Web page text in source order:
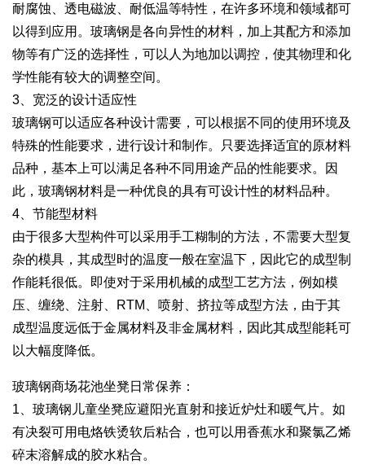
耐腐蚀、透电磁波、耐低温等特性，在许多环境和领域都可
以得到应用。玻璃钢是各向异性的材料，加上其配方和添加
物等有广泛的选择性，可以人为地加以调控，使其物理和化
学性能有较大的调整空间。
3、宽泛的设计适应性
玻璃钢可以适应各种设计需要，可以根据不同的使用环境及
特殊的性能要求，进行设计和制作。只要选择适宜的原材料
品种，基本上可以满足各种不同用途产品的性能要求。因
此，玻璃钢材料是一种优良的具有可设计性的材料品种。
4、节能型材料
由于很多大型构件可以采用手工糊制的方法，不需要大型复
杂的模具，其成型时的温度一般在室温下，因此它的成型制
作能耗很低。即使对于采用机械的成型工艺方法，例如模
压、缠绕、注射、RTM、喷射、挤拉等成型方法，由于其
成型温度远低于金属材料及非金属材料，因此其成型能耗可
以大幅度降低。
玻璃钢商场花池坐凳日常保养：
1、玻璃钢儿童坐凳应避阳光直射和接近炉灶和暖气片。如
有决裂可用电烙铁烫软后粘合，也可以用香蕉水和聚氯乙烯
碎末溶解成的胶水粘合。